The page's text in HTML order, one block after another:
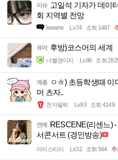
이슈 고일석 기자가 데이
회 지역별 전망
Ieewrre Lv.74 조회 1487
유머 후방)코스어의 세계
너빨갱이지 Lv.86 조회
계층
ㅇㅎ) 초등학생때 이
머 츠자..
전자팔찌 Lv.93 조회 4149
연예 RESCENE(리센느)
서콘서트 (경인방송)
아이스티이 Lv.32 조회 564 추